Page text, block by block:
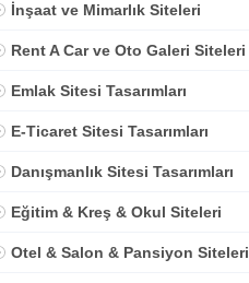
İnşaat ve Mimarlık Siteleri
Rent A Car ve Oto Galeri Siteleri
Emlak Sitesi Tasarımları
E-Ticaret Sitesi Tasarımları
Danışmanlık Sitesi Tasarımları
Eğitim & Kreş & Okul Siteleri
Otel & Salon & Pansiyon Siteleri